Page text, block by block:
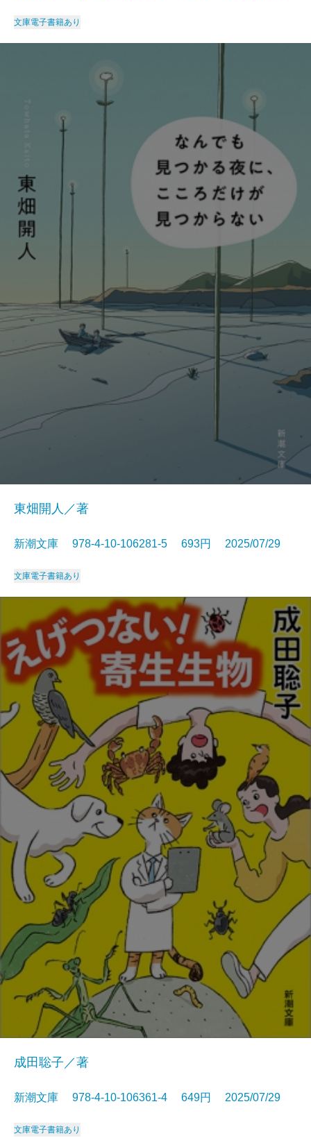
文庫電子書籍あり
東畑開人／著
新潮文庫 978-4-10-106281-5 693円 2025/07/29
文庫電子書籍あり
成田聡子／著
新潮文庫 978-4-10-106361-4 649円 2025/07/29
文庫電子書籍あり